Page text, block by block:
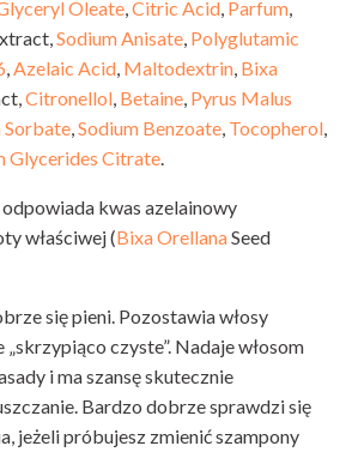
Oleate Citric Acid Parfum
Sodium Anisate Polyglutamic
Azelaic Acid Maltodextrin Bixa
Citronellol Betaine Pyrus Malus
Sorbate Sodium Benzoate Tocopherol
Glycerides Citrate
kwas azelainowy
właściwej (Bixa OrellanaSeed
się pieni. Pozostawia włosy
„skrzypiąco czyste”. Nadaje włosom
i ma szansę skutecznie
Bardzo dobrze sprawdzi się
jeżeli próbujesz zmienić szampony